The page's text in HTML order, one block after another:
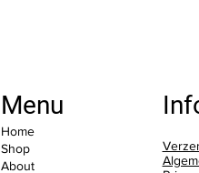
Menu
Home
Shop
About